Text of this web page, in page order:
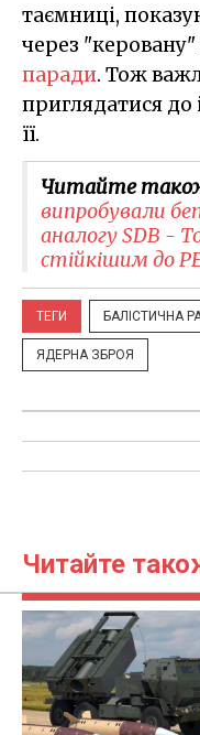
таємниці,
через
паради. Тож
приглядатися до
її.
Читайте
випробували
аналогу SDB -
стійкішим до
ТЕГИ БАЛІСТИЧНА
ЯДЕРНА ЗБРОЯ
Читайте